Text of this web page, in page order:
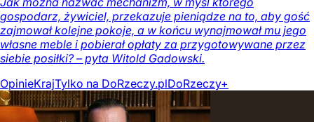
gospodarz, żywiciel, przekazuje pieniądze na to, aby gość
zajmował kolejne pokoje, a w końcu wynajmował mu jego
własne meble i pobierał opłaty za przygotowywane przez
siebie posiłki? – pyta Witold Gadowski.
OpinieKrajTylko na DoRzeczy.plDoRzeczy+